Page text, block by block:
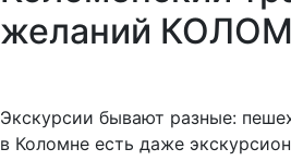
желаний
Экскурсии бывают разные:
в Коломне есть даже